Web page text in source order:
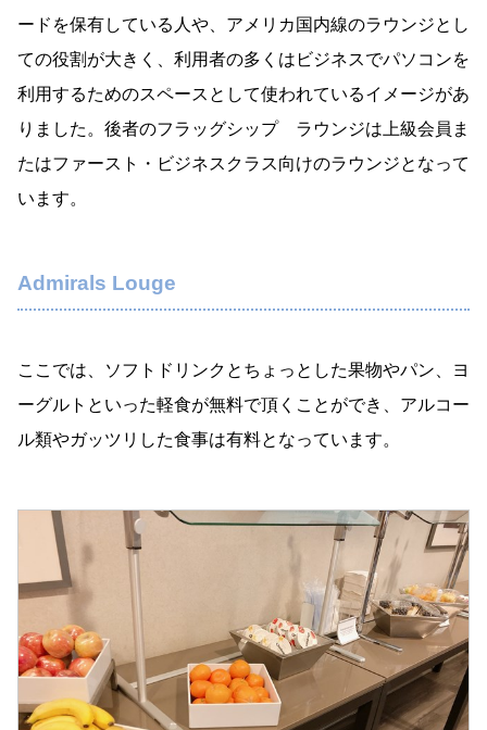
ードを保有している人や、アメリカ国内線のラウンジとし
ての役割が大きく、利用者の多くはビジネスでパソコンを
利用するためのスペースとして使われているイメージがあ
りました。後者のフラッグシップ ラウンジは上級会員ま
たはファースト・ビジネスクラス向けのラウンジとなって
います。
Admirals Louge
ここでは、ソフトドリンクとちょっとした果物やパン、ヨ
ーグルトといった軽食が無料で頂くことができ、アルコー
ル類やガッツリした食事は有料となっています。